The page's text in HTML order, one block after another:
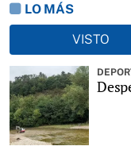
LO MÁS
VISTO